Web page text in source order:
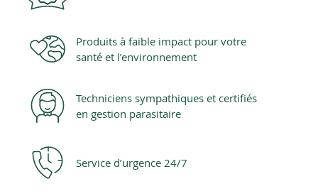
Produits à faible impact pour votre
santé et l’environnement
Techniciens sympathiques et certifiés
en gestion parasitaire
Service d’urgence 24/7